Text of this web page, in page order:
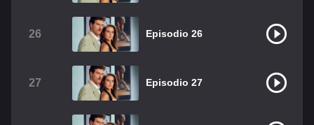
26 Episodio 26
27 Episodio 27